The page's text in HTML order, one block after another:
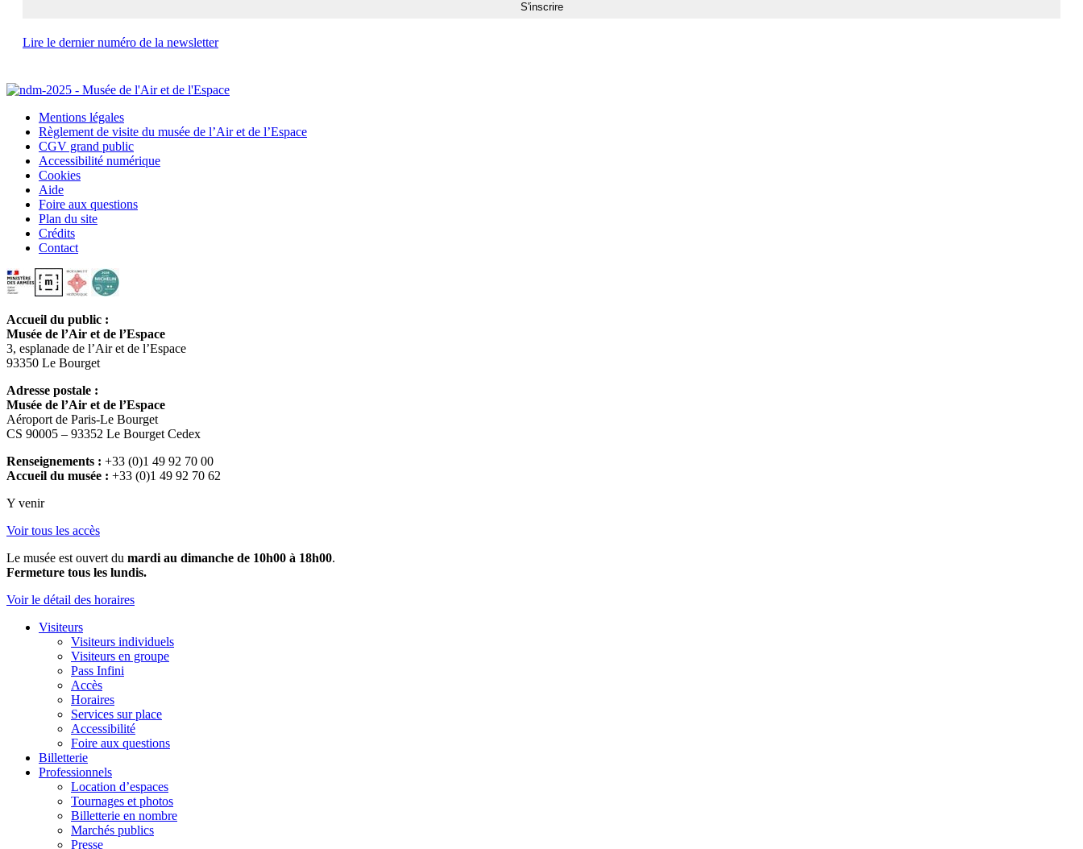
Lire le dernier numéro de la newsletter
Mentions légales
Règlement de visite du musée de l’Air et de l’Espace
CGV grand public
Accessibilité numérique
Cookies
Aide
Foire aux questions
Plan du site
Crédits
Contact
Accueil du public :
Musée de l’Air et de l’Espace
3, esplanade de l’Air et de l’Espace
93350 Le Bourget
Adresse postale :
Musée de l’Air et de l’Espace
Aéroport de Paris-Le Bourget
CS 90005 – 93352 Le Bourget Cedex
Renseignements : +33 (0)1 49 92 70 00
Accueil du musée : +33 (0)1 49 92 70 62
Y venir
Voir tous les accès
Le musée est ouvert du mardi au dimanche de 10h00 à 18h00.
Fermeture tous les lundis.
Voir le détail des horaires
Visiteurs
Visiteurs individuels
Visiteurs en groupe
Pass Infini
Accès
Horaires
Services sur place
Accessibilité
Foire aux questions
Billetterie
Professionnels
Location d’espaces
Tournages et photos
Billetterie en nombre
Marchés publics
Presse